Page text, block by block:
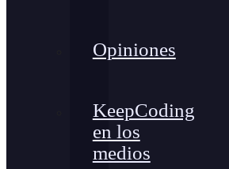
Opiniones
KeepCoding
en los
medios